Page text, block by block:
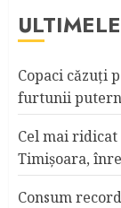
Copaci căzuţi
furtunii
Cel mai
Timişoara,
Consum